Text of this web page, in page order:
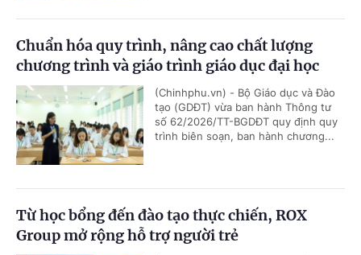
Chuẩn hóa quy trình, nâng cao chất lượng
chương trình và giáo trình giáo dục đại học
(Chinhphu.vn) - Bộ Giáo dục và Đào
tạo (GDĐT) vừa ban hành Thông tư
số 62/2026/TT-BGDĐT quy định quy
trình biên soạn, ban hành chương...
Từ học bổng đến đào tạo thực chiến, ROX
Group mở rộng hỗ trợ người trẻ